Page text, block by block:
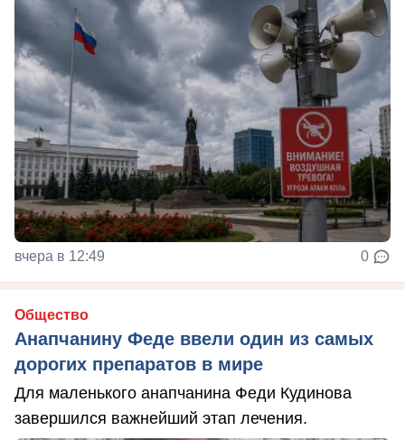
вчера в 12:49 0
Общество
Анапчанину Феде ввели один из самых
дорогих препаратов в мире
Для маленького анапчанина Феди Кудинова
завершился важнейший этап лечения.